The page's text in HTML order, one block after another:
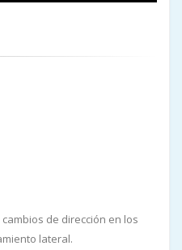
de dirección en los
lateral.